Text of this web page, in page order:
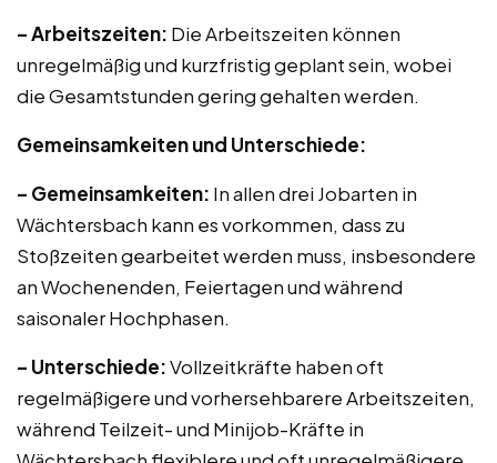
– Arbeitszeiten: Die Arbeitszeiten können
unregelmäßig und kurzfristig geplant sein, wobei
die Gesamtstunden gering gehalten werden.
Gemeinsamkeiten und Unterschiede:
– Gemeinsamkeiten: In allen drei Jobarten in
Wächtersbach kann es vorkommen, dass zu
Stoßzeiten gearbeitet werden muss, insbesondere
an Wochenenden, Feiertagen und während
saisonaler Hochphasen.
– Unterschiede:Vollzeitkräfte haben oft
regelmäßigere und vorhersehbarere Arbeitszeiten,
während Teilzeit- und Minijob-Kräfte in